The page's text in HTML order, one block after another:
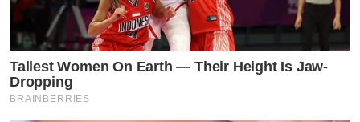
Tallest Women On Earth — Their Height Is Jaw-
Dropping
BRAINBERRIES